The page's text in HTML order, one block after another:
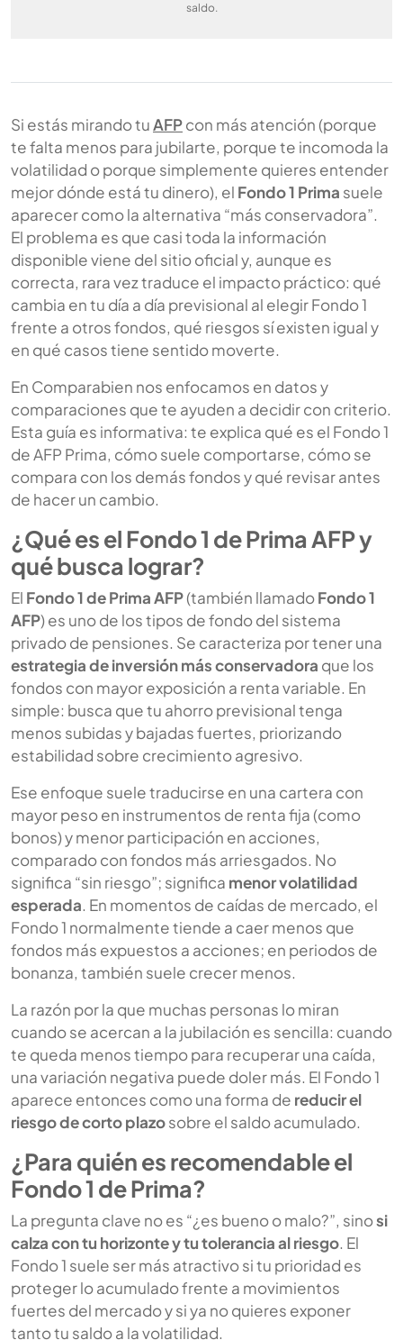
saldo.
Si estás mirando tuAFPcon más atención (porque
te falta menos para jubilarte, porque te incomoda la
volatilidad o porque simplemente quieres entender
mejor dónde está tu dinero), el Fondo 1 Prima suele
aparecer como la alternativa “más conservadora”.
El problema es que casi toda la información
disponible viene del sitio oficial y, aunque es
correcta, rara vez traduce el impacto práctico: qué
cambia en tu día a día previsional al elegir Fondo 1
frente a otros fondos, qué riesgos sí existen igual y
en qué casos tiene sentido moverte.
En Comparabien nos enfocamos en datos y
comparaciones que te ayuden a decidir con criterio.
Esta guía es informativa: te explica qué es el Fondo 1
de AFP Prima, cómo suele comportarse, cómo se
compara con los demás fondos y qué revisar antes
de hacer un cambio.
¿Qué es el Fondo 1 de Prima AFP y
qué busca lograr?
El Fondo 1 de Prima AFP(también llamadoFondo 1
AFP) es uno de los tipos de fondo del sistema
privado de pensiones. Se caracteriza por tener una
estrategia de inversión más conservadora que los
fondos con mayor exposición a renta variable. En
simple: busca que tu ahorro previsional tenga
menos subidas y bajadas fuertes, priorizando
estabilidad sobre crecimiento agresivo.
Ese enfoque suele traducirse en una cartera con
mayor peso en instrumentos de renta fija (como
bonos) y menor participación en acciones,
comparado con fondos más arriesgados. No
significa “sin riesgo”; significa menor volatilidad
esperada. En momentos de caídas de mercado, el
Fondo 1 normalmente tiende a caer menos que
fondos más expuestos a acciones; en periodos de
bonanza, también suele crecer menos.
La razón por la que muchas personas lo miran
cuando se acercan a la jubilación es sencilla: cuando
te queda menos tiempo para recuperar una caída,
una variación negativa puede doler más. El Fondo 1
aparece entonces como una forma de reducir el
riesgo de corto plazosobre el saldo acumulado.
¿Para quién es recomendable el
Fondo 1 de Prima?
La pregunta clave no es “¿es bueno o malo?”, sinosi
calza con tu horizonte y tu tolerancia al riesgo. El
Fondo 1 suele ser más atractivo si tu prioridad es
proteger lo acumulado frente a movimientos
fuertes del mercado y si ya no quieres exponer
tanto tu saldo a la volatilidad.